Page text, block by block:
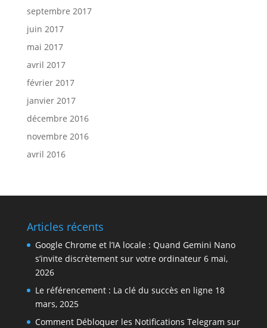
septembre 2017
juin 2017
mai 2017
avril 2017
février 2017
janvier 2017
décembre 2016
novembre 2016
avril 2016
Articles récents
Google Chrome et l’IA locale : Quand Gemini Nano
s’invite discrètement sur votre ordinateur 6 mai,
2026
Le référencement : La clé du succès en ligne 18
mars, 2025
Comment Débloquer les Notifications Telegram sur